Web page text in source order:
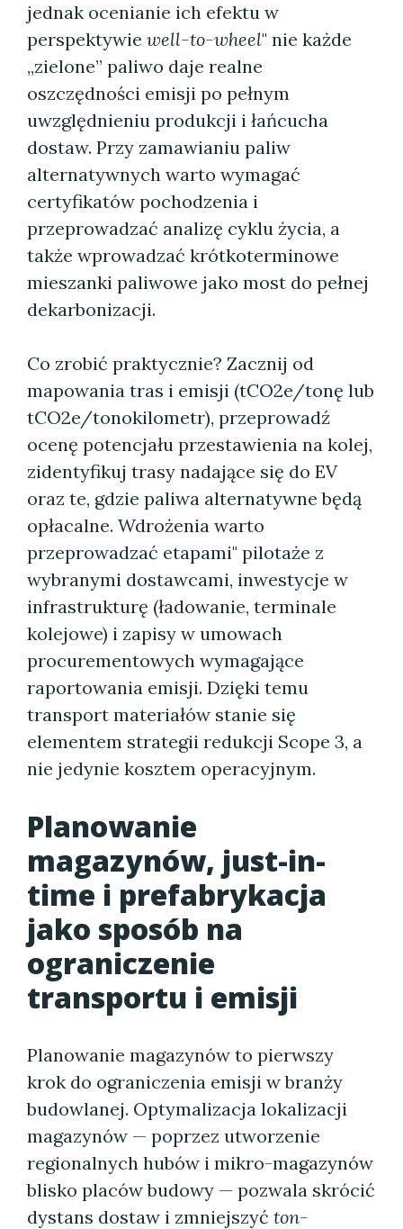
jednak ocenianie ich efektu w
perspektywie well-to-wheel" nie każde
„zielone” paliwo daje realne
oszczędności emisji po pełnym
uwzględnieniu produkcji i łańcucha
dostaw. Przy zamawianiu paliw
alternatywnych warto wymagać
certyfikatów pochodzenia i
przeprowadzać analizę cyklu życia, a
także wprowadzać krótkoterminowe
mieszanki paliwowe jako most do pełnej
dekarbonizacji.
Co zrobić praktycznie? Zacznij od
mapowania tras i emisji (tCO2e/tonę lub
tCO2e/tonokilometr), przeprowadź
ocenę potencjału przestawienia na kolej,
zidentyfikuj trasy nadające się do EV
oraz te, gdzie paliwa alternatywne będą
opłacalne. Wdrożenia warto
przeprowadzać etapami" pilotaże z
wybranymi dostawcami, inwestycje w
infrastrukturę (ładowanie, terminale
kolejowe) i zapisy w umowach
procurementowych wymagające
raportowania emisji. Dzięki temu
transport materiałów stanie się
elementem strategii redukcji Scope 3, a
nie jedynie kosztem operacyjnym.
Planowanie
magazynów, just-in-
time i prefabrykacja
jako sposób na
ograniczenie
transportu i emisji
Planowanie magazynów to pierwszy
krok do ograniczenia emisji w branży
budowlanej. Optymalizacja lokalizacji
magazynów — poprzez utworzenie
regionalnych hubów i mikro-magazynów
blisko placów budowy — pozwala skrócić
dystans dostaw i zmniejszyć ton-